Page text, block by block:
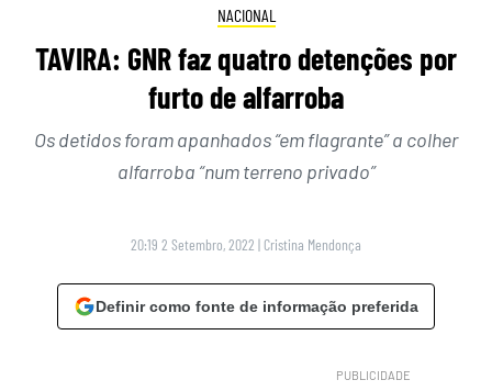
NACIONAL
TAVIRA: GNR faz quatro detenções por
furto de alfarroba
Os detidos foram apanhados “em flagrante” a colher
alfarroba “num terreno privado”
20:19 2 Setembro, 2022 | Cristina Mendonça
Definir como fonte de informação preferida